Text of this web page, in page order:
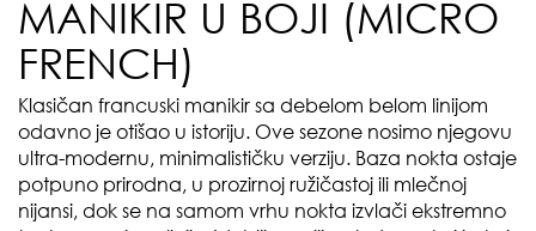
MANIKIR U BOJI (MICRO
FRENCH)
Klasičan francuski manikir sa debelom belom linijom
odavno je otišao u istoriju. Ove sezone nosimo njegovu
ultra-modernu, minimalističku verziju. Baza nokta ostaje
potpuno prirodna, u prozirnoj ružičastoj ili mlečnoj
nijansi, dok se na samom vrhu nokta izvlači ekstremno